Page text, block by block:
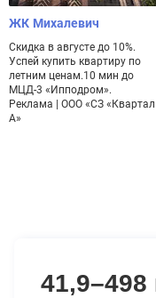
41,9–498
ЖК Михалевич
Скидка в августе до 10%.
Успей купить квартиру по
летним ценам.10 мин до
МЦД-3 «Ипподром».
Реклама | ООО «СЗ «Квартал
А»